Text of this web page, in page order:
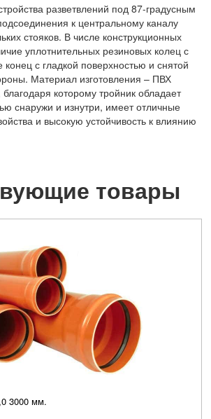
разветвлений под 87-градусным
к центральному каналу
стояков. В числе конструкционных
уплотнительных резиновых колец с
конец с гладкой поверхностью и снятой
Материал изготовления – ПВХ
которому тройник обладает
снаружи и изнутри, имеет отличные
и высокую устойчивость к влиянию
товары
3000 мм.